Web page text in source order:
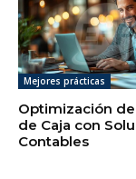
Mejores prácticas
Optimización
de Caja con
Contables